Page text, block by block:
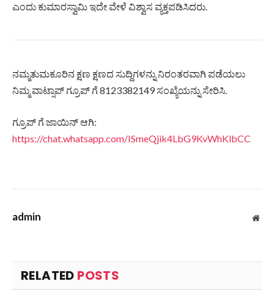
ಎಂದು ಕುಮಾರಸ್ವಾಮಿ ಇದೇ ವೇಳೆ ವಿಶ್ವಾಸ ವ್ಯಕ್ತಪಡಿಸಿದರು.
ನಮ್ಮತುಮಕೂರಿನ ಕ್ಷಣ ಕ್ಷಣದ ಸುದ್ದಿಗಳನ್ನು ನಿರಂತರವಾಗಿ ಪಡೆಯಲು
ನಿಮ್ಮ ವಾಟ್ಸಾಪ್ ಗ್ರೂಪ್ ಗೆ 8123382149 ಸಂಖ್ಯೆಯನ್ನು ಸೇರಿಸಿ.
ಗ್ರೂಪ್ ಗೆ ಜಾಯಿನ್ ಆಗಿ:
https://chat.whatsapp.com/ISmeQjik4LbG9KvWhKlbCC
admin
RELATED POSTS